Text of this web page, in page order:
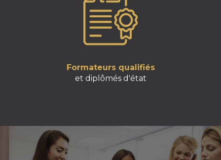
Formateurs qualifiés
et diplômés d'état